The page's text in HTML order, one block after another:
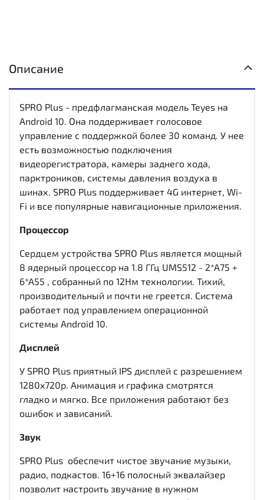
Описание
SPRO Plus - предфлагманская модель Teyes на
Android 10. Она поддерживает голосовое
управление с поддержкой более 30 команд. У нее
есть возможностью подключения
видеорегистратора, камеры заднего хода,
парктроников, системы давления воздуха в
шинах. SPRO Plus поддерживает 4G интернет, Wi-
Fi и все популярные навигационные приложения.
Процессор
Сердцем устройства SPRO Plus является мощный
8 ядерный процессор на 1.8 ГГц UMS512 - 2*A75 +
6*A55 , собранный по 12Нм технологии. Тихий,
производительный и почти не греется. Система
работает под управлением операционной
системы Android 10.
Дисплей
У SPRO Plus приятный IPS дисплей c разрешением
1280x720р. Анимация и графика смотрятся
гладко и мягко. Все приложения работают без
ошибок и зависаний.
Звук
SPRO Plus обеспечит чистое звучание музыки,
радио, подкастов. 16+16 полосный эквалайзер
позволит настроить звучание в нужном